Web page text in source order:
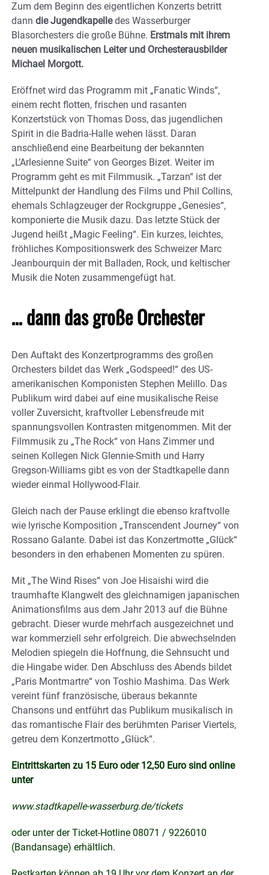
Zum dem Beginn des eigentlichen Konzerts betritt
dann die Jugendkapelledes Wasserburger
Blasorchesters die große Bühne. Erstmals mit ihrem
neuen musikalischen Leiter und Orchesterausbilder
Michael Morgott.
Eröffnet wird das Programm mit „Fanatic Winds“,
einem recht flotten, frischen und rasanten
Konzertstück von Thomas Doss, das jugendlichen
Spirit in die Badria-Halle wehen lässt. Daran
anschließend eine Bearbeitung der bekannten
„L’Arlesienne Suite“ von Georges Bizet. Weiter im
Programm geht es mit Filmmusik. „Tarzan“ ist der
Mittelpunkt der Handlung des Films und Phil Collins,
ehemals Schlagzeuger der Rockgruppe „Genesies“,
komponierte die Musik dazu. Das letzte Stück der
Jugend heißt „Magic Feeling“. Ein kurzes, leichtes,
fröhliches Kompositionswerk des Schweizer Marc
Jeanbourquin der mit Balladen, Rock, und keltischer
Musik die Noten zusammengefügt hat.
… dann das große Orchester
Den Auftakt des Konzertprogramms des großen
Orchesters bildet das Werk „Godspeed!“ des US-
amerikanischen Komponisten Stephen Melillo. Das
Publikum wird dabei auf eine musikalische Reise
voller Zuversicht, kraftvoller Lebensfreude mit
spannungsvollen Kontrasten mitgenommen. Mit der
Filmmusik zu „The Rock“ von Hans Zimmer und
seinen Kollegen Nick Glennie-Smith und Harry
Gregson-Williams gibt es von der Stadtkapelle dann
wieder einmal Hollywood-Flair.
Gleich nach der Pause erklingt die ebenso kraftvolle
wie lyrische Komposition „Transcendent Journey“ von
Rossano Galante. Dabei ist das Konzertmotte „Glück“
besonders in den erhabenen Momenten zu spüren.
Mit „The Wind Rises“ von Joe Hisaishi wird die
traumhafte Klangwelt des gleichnamigen japanischen
Animationsfilms aus dem Jahr 2013 auf die Bühne
gebracht. Dieser wurde mehrfach ausgezeichnet und
war kommerziell sehr erfolgreich. Die abwechselnden
Melodien spiegeln die Hoffnung, die Sehnsucht und
die Hingabe wider. Den Abschluss des Abends bildet
„Paris Montmartre“ von Toshio Mashima. Das Werk
vereint fünf französische, überaus bekannte
Chansons und entführt das Publikum musikalisch in
das romantische Flair des berühmten Pariser Viertels,
getreu dem Konzertmotto „Glück“.
Eintrittskarten zu 15 Euro oder 12,50 Euro sind online
unter
www.stadtkapelle-wasserburg.de/tickets
oder unter der Ticket-Hotline 08071 / 9226010
(Bandansage) erhältlich.